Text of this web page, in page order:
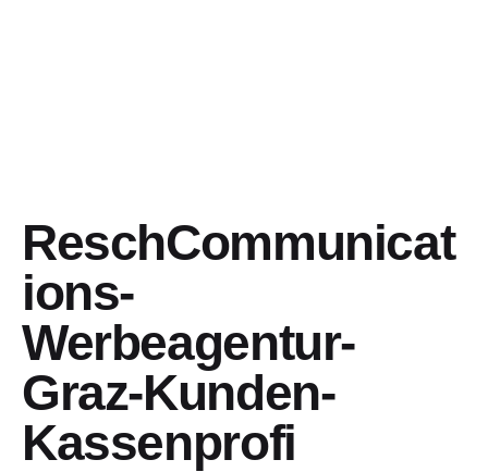
ReschCommunicat
ions-
Werbeagentur-
Graz-Kunden-
Kassenprofi